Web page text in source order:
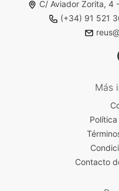
C/ Aviador Zorita, 4
(+34) 91 521
Más
Contacto